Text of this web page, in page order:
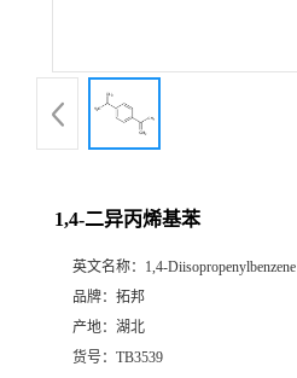
1,4-二异丙烯基苯
英文名称： 1,4-Diisopropenylbenzene
品牌： 拓邦
产地： 湖北
货号： TB3539